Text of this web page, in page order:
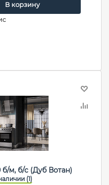
В корзину
б/м, б/с (Дуб Вотан)